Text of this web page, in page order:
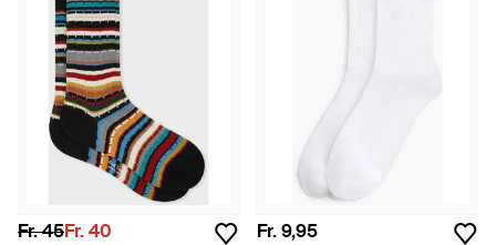
Fr. 45Fr. 40 Fr. 9,95